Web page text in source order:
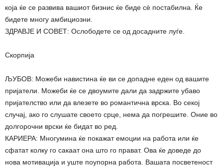
која ќе се развива вашиот бизнис ќе биде сè постабилна. Ќе
бидете многу амбициозни.
ЗДРАВЈЕ И СОВЕТ: Ослободете се од досадните луѓе.
Скорпија
ЉУБОВ: Можеби навистина ќе ви се допадне еден од вашите
пријатели. Можеби ќе се двоумите дали да задржите убаво
пријателство или да влезете во романтична врска. Во секој
случај, ако го слушате своето срце, нема да погрешите. Оние во
долгорочни врски ќе бидат во ред.
КАРИЕРА: Многумина ќе покажат емоции на работа или ќе
сфатат колку го сакаат она што го прават. Ова ќе доведе до
нова мотивација и уште поупорна работа. Вашата посветеност